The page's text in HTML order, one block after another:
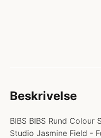
Beskrivelse
BIBS BIBS Rund
Studio Jasmine Field -